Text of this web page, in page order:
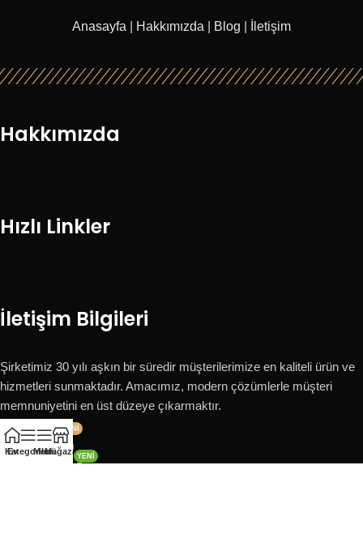
Anasayfa Hakkımızda Blog İletişim
Hakkımızda
Hızlı Linkler
İletişim Bilgileri
Şirketimiz 30 yılı aşkın bir süredir müşterilerimize en kaliteli ürün ve
hizmetleri sunmaktadır. Amacımız, modern çözümlerle müşteri
memnuniyetini en üst düzeye çıkarmaktır.
2025 Kataloğu
YENI
YENI
Ev
Kategoriler
MenüMağaza